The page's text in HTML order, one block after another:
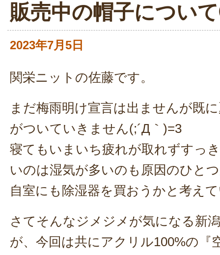
販売中の帽子につい
2023年7月5日
関栄ニットの佐藤です。
まだ梅雨明け宣言は出ませんが既
がついていきません(;´Д｀)=3
寝てもいまいち疲れが取れずすっ
いのは湿気が多いのも原因のひと
自室にも除湿器を買おうかと考え
さてそんなジメジメが気になる新
が、今回は共にアクリル100%の『